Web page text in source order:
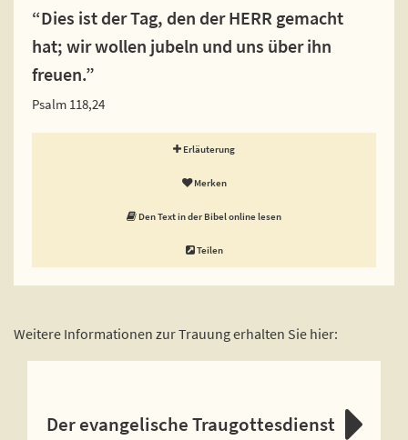
“Dies ist der Tag, den der HERR gemacht
hat; wir wollen jubeln und uns über ihn
freuen.”
Psalm 118,24
Erläuterung
Merken
Den Text in der Bibel online lesen
Teilen
Weitere Informationen zur Trauung erhalten Sie hier:
Der evangelische Traugottesdienst